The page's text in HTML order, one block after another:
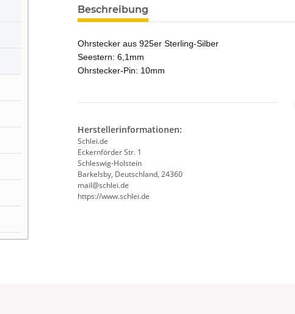
Beschreibung
Ohrstecker aus 925er Sterling-Silber
Seestern: 6,1mm
Ohrstecker-Pin: 10mm
Herstellerinformationen:
Schlei.de
Eckernförder Str. 1
Schleswig-Holstein
Barkelsby, Deutschland, 24360
mail@schlei.de
https://www.schlei.de